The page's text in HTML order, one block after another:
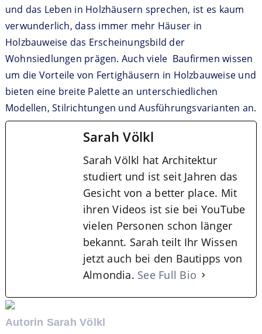
und das Leben in Holzhäusern sprechen, ist es kaum
verwunderlich, dass immer mehr Häuser in
Holzbauweise das Erscheinungsbild der
Wohnsiedlungen prägen. Auch viele Baufirmen wissen
um die Vorteile von Fertighäusern in Holzbauweise und
bieten eine breite Palette an unterschiedlichen
Modellen, Stilrichtungen und Ausführungsvarianten an.
Sarah Völkl
Sarah Völkl hat Architektur
studiert und ist seit Jahren das
Gesicht von a better place. Mit
ihren Videos ist sie bei YouTube
vielen Personen schon länger
bekannt. Sarah teilt Ihr Wissen
jetzt auch bei den Bautipps von
Almondia. See Full Bio
Autorin Sarah Völkl